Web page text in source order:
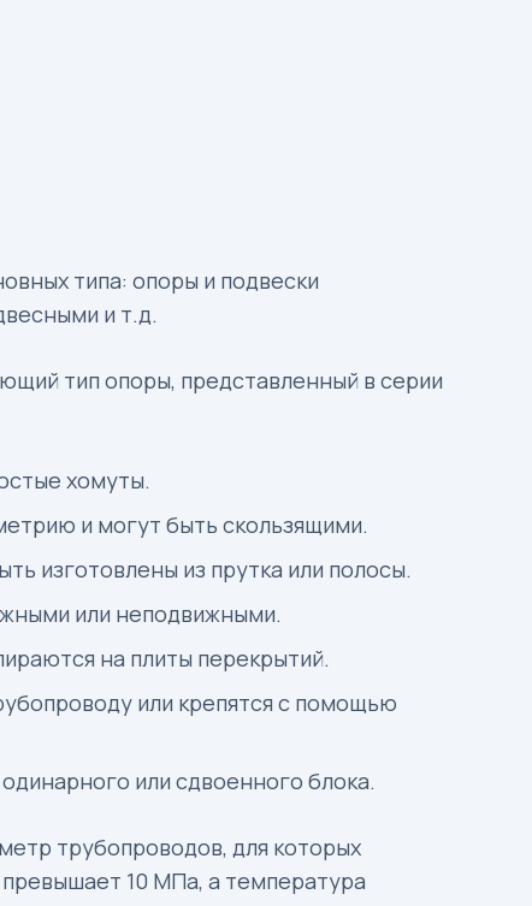
типа: опоры и подвески
и т.д.
тип опоры, представленный в серии
хомуты.
и могут быть скользящими.
изготовлены из прутка или полосы.
или неподвижными.
на плиты перекрытий.
или крепятся с помощью
или сдвоенного блока.
трубопроводов, для которых
10 МПа, а температура